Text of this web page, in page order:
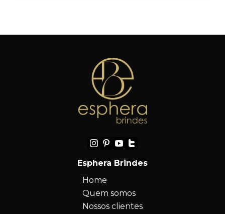
Esphera Brindes
Home
Quem somos
Nossos clientes